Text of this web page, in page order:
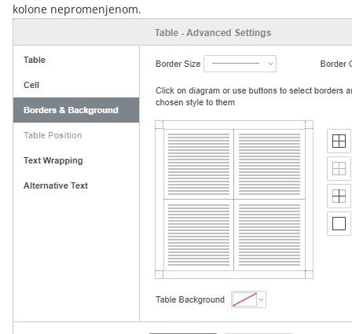
kolone nepromenjenom.